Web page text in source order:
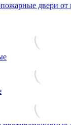
двери от